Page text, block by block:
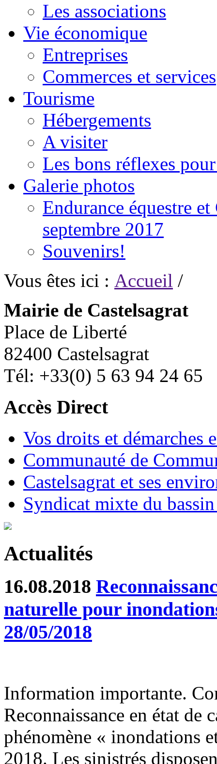
Les associations
Vie économique
Entreprises
Commerces et services
Tourisme
Hébergements
A visiter
Les bons réflexes
Galerie photos
Endurance équestre
septembre 2017
Souvenirs!
Vous êtes ici : Accueil /
Mairie de Castelsagrat
Place de Liberté
82400 Castelsagrat
Tél: +33(0) 5 63 94 24 65
Accès Direct
Vos droits et démarches
Communauté de
Castelsagrat et ses
Syndicat mixte du
Actualités
16.08.2018
naturelle pour
28/05/2018
Information importante.
Reconnaissance en état de
phénomène « inondations
2018. Les sinistrés